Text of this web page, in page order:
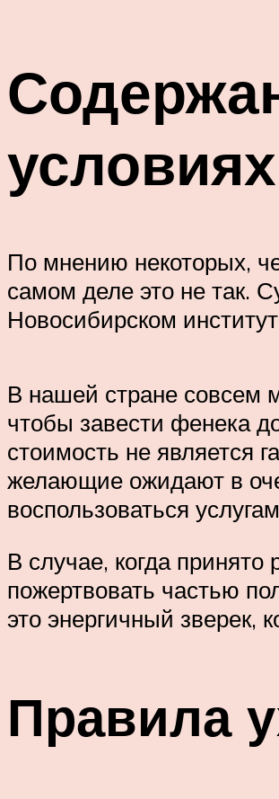
условиях
По мнению некоторых,
самом деле это не так.
Новосибирском
В нашей стране совсем
чтобы завести фенека
стоимость не является
желающие ожидают в
воспользоваться
В случае, когда принято
пожертвовать частью
это энергичный зверек,
Правила